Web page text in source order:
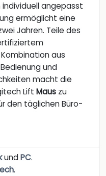
individuell angepasst
ermöglicht eine
Jahren. Teile des
aus
und
macht die
Lift Maus zu
den täglichen Büro-
undPC.
.